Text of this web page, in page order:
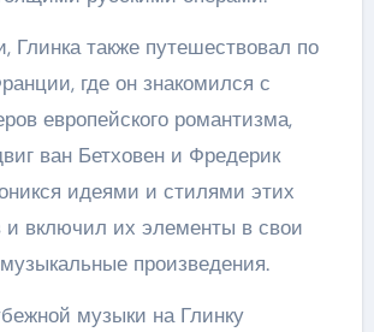
Глинка также путешествовал по
где он знакомился с
европейского романтизма,
ван Бетховен и Фредерик
идеями и стилями этих
и включил их элементы в свои
произведения.
музыки на Глинку